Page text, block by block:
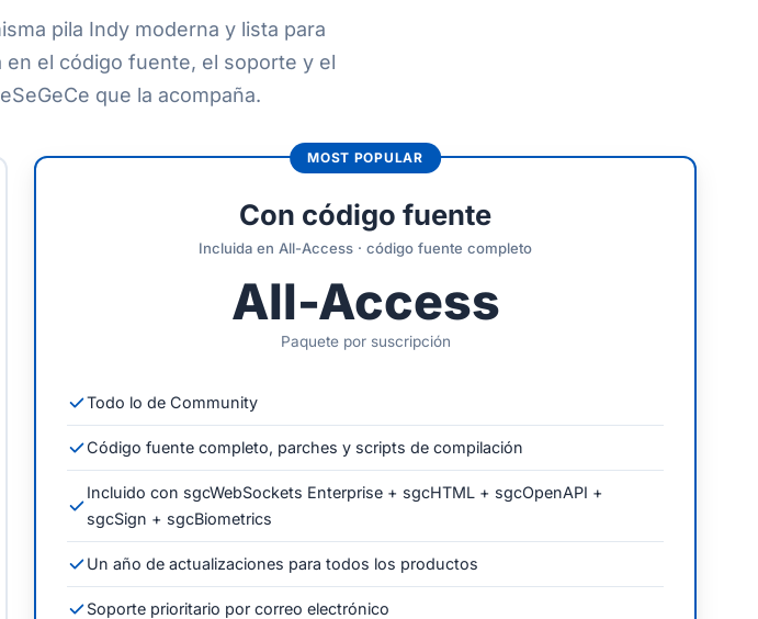
pila Indy moderna y lista para
en el código fuente, el soporte y el
que la acompaña.
Con código fuente
Incluida en All-Access · código fuente completo
All-Access
Paquete por suscripción
Todo lo de Community
Código fuente completo, parches y scripts de compilación
Incluido con sgcWebSockets Enterprise + sgcHTML + sgcOpenAPI +
sgcSign + sgcBiometrics
Un año de actualizaciones para todos los productos
Soporte prioritario por correo electrónico